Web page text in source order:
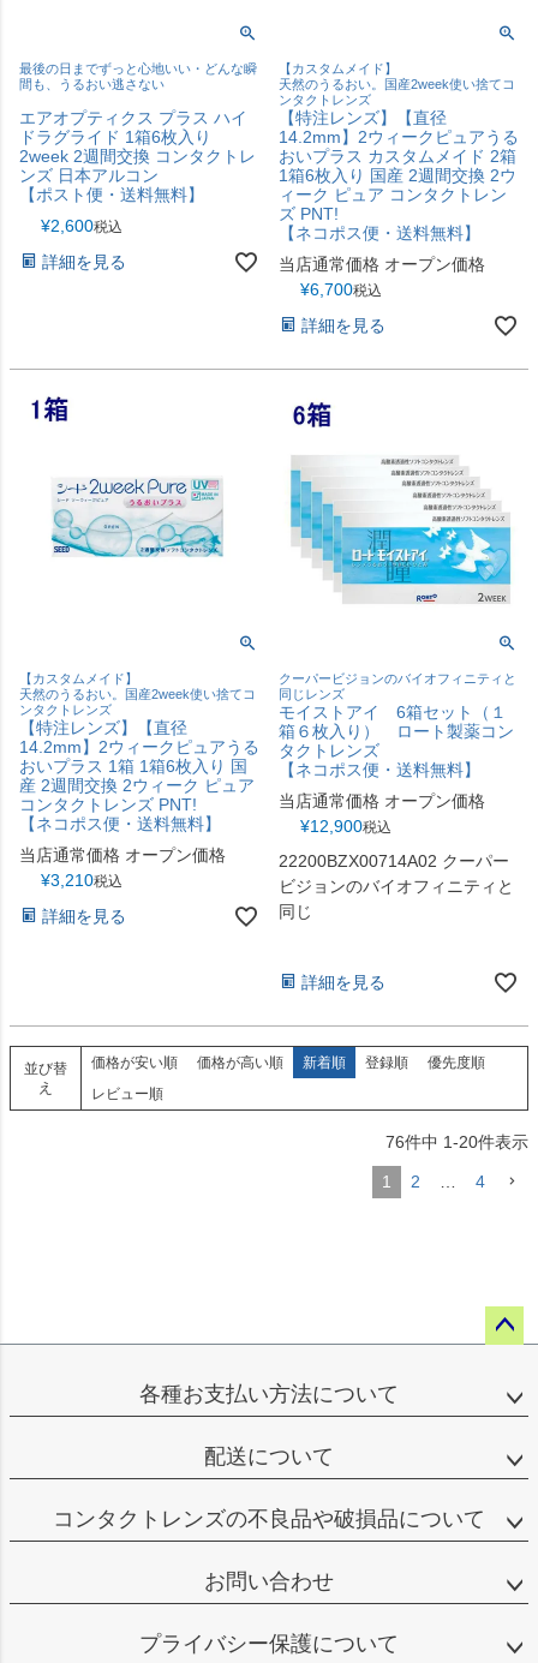
最後の日までずっと心地いい・どんな瞬
間も、うるおい逃さない
エアオプティクス プラス ハイ
ドラグライド 1箱6枚入り
2week 2週間交換 コンタクトレ
ンズ 日本アルコン
【ポスト便・送料無料】
¥2,600税込
詳細を見る
【カスタムメイド】
天然のうるおい。国産2week使い捨てコ
ンタクトレンズ
【特注レンズ】【直径
14.2mm】2ウィークピュアうる
おいプラス カスタムメイド 2箱
1箱6枚入り 国産 2週間交換 2ウ
ィーク ピュア コンタクトレン
ズ PNT!
【ネコポス便・送料無料】
当店通常価格 オープン価格
¥6,700税込
詳細を見る
【カスタムメイド】
天然のうるおい。国産2week使い捨てコ
ンタクトレンズ
【特注レンズ】【直径
14.2mm】2ウィークピュアうる
おいプラス 1箱 1箱6枚入り 国
産 2週間交換 2ウィーク ピュア
コンタクトレンズ PNT!
【ネコポス便・送料無料】
当店通常価格 オープン価格
¥3,210税込
詳細を見る
クーパービジョンのバイオフィニティと
同じレンズ
モイストアイ 6箱セット（１
箱６枚入り） ロート製薬コン
タクトレンズ
【ネコポス便・送料無料】
当店通常価格 オープン価格
¥12,900税込
22200BZX00714A02 クーパー
ビジョンのバイオフィニティと
同じ
詳細を見る
並び替
え
価格が安い順 価格が高い順 新着順 登録順
優先度順
レビュー順
76件中 1-20件表示
1 2 4
ップ
各種お支払い方法について
配送について
コンタクトレンズの不良品や破損品について
お問い合わせ
プライバシー保護について